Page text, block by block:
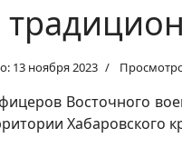
13 ноября 2023
Восточного
Хабаровского